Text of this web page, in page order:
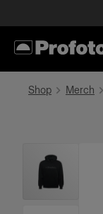
Shop Merch